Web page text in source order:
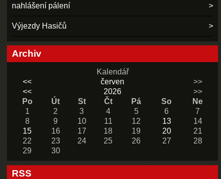
nahlášení pálení
Výjezdy Hasičů
Archiv
Kalendář
<<
červen
>>
<<
2026
>>
Po
Út St Čt Pá So
Ne
1
2 3 4 5 6
7
8
9 10 11 12 13
14
15
16 17 18 19 20
21
22
23 24 25 26 27
28
29
30
RSS